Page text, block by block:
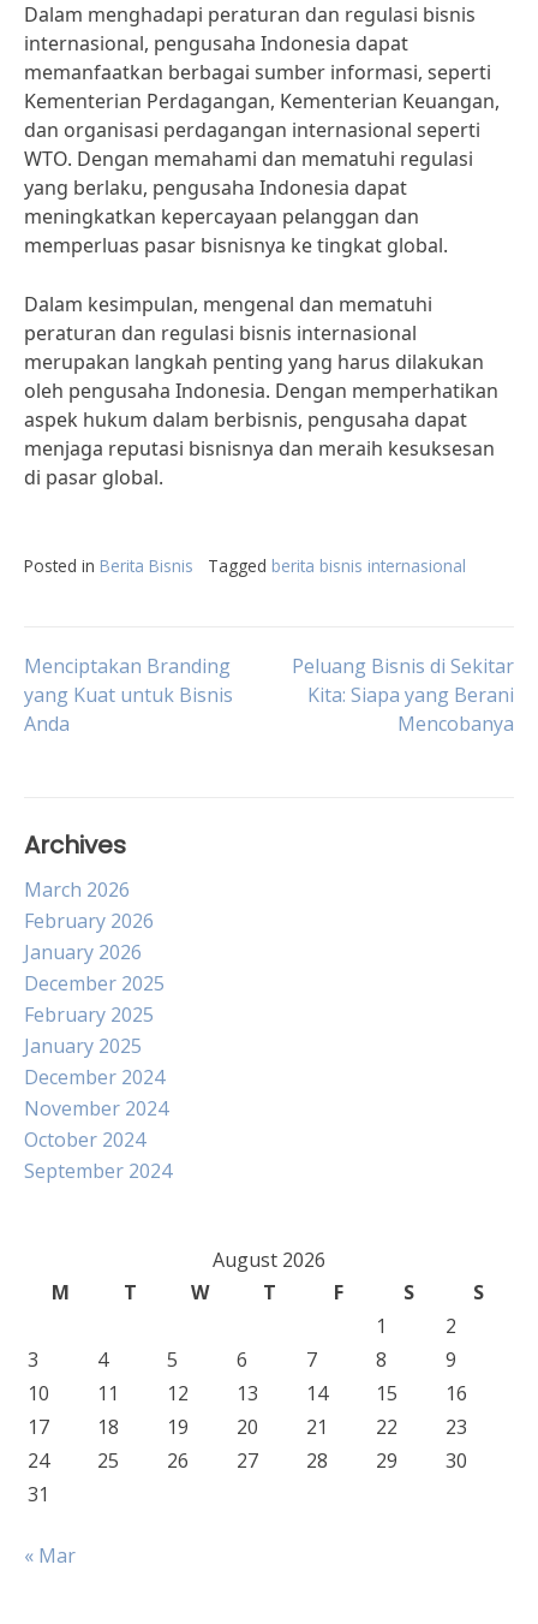
Dalam menghadapi peraturan dan regulasi bisnis
internasional, pengusaha Indonesia dapat
memanfaatkan berbagai sumber informasi, seperti
Kementerian Perdagangan, Kementerian Keuangan,
dan organisasi perdagangan internasional seperti
WTO. Dengan memahami dan mematuhi regulasi
yang berlaku, pengusaha Indonesia dapat
meningkatkan kepercayaan pelanggan dan
memperluas pasar bisnisnya ke tingkat global.
Dalam kesimpulan, mengenal dan mematuhi
peraturan dan regulasi bisnis internasional
merupakan langkah penting yang harus dilakukan
oleh pengusaha Indonesia. Dengan memperhatikan
aspek hukum dalam berbisnis, pengusaha dapat
menjaga reputasi bisnisnya dan meraih kesuksesan
di pasar global.
Posted in Berita Bisnis Tagged berita bisnis internasional
Post
navigation
Menciptakan Branding
yang Kuat untuk Bisnis
Anda
Peluang Bisnis di Sekitar
Kita: Siapa yang Berani
Mencobanya
Archives
March 2026
February 2026
January 2026
December 2025
February 2025
January 2025
December 2024
November 2024
October 2024
September 2024
August 2026
M
T W T F S
S
1
2
3
4 5 6 7 8
9
10
11 12 13 14 15
16
17
18 19 20 21 22
23
24
25 26 27 28 29
30
31
« Mar